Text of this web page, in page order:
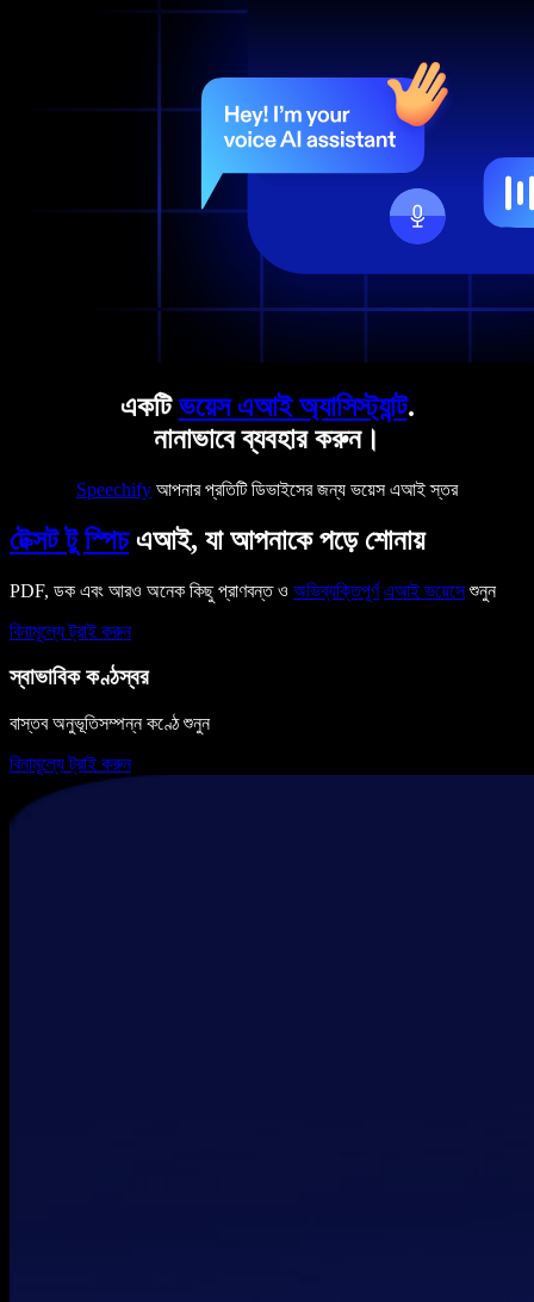
একটিভয়েস এআই অ্যাসিস্ট্যান্ট.
নানাভাবে ব্যবহার করুন।
Speechify আপনার প্রতিটি ডিভাইসের জন্য ভয়েস এআই স্তর
টেক্সট টু স্পিচএআই, যা আপনাকে পড়ে শোনায়
PDF, ডক এবং আরও অনেক কিছু প্রাণবন্ত ও অভিব্যক্তিপূর্ণ এআই ভয়েসেশুনুন
বিনামূল্যে ট্রাই করুন
স্বাভাবিক কণ্ঠস্বর
বাস্তব অনুভূতিসম্পন্ন কণ্ঠে শুনুন
বিনামূল্যে ট্রাই করুন